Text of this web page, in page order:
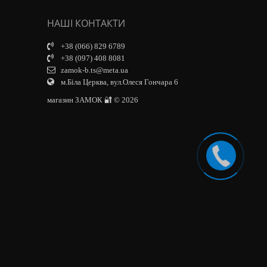
НАШІ КОНТАКТИ
+38 (066) 829 6789
+38 (097) 408 8081
zamok-b.ts@meta.ua
м.Біла Церква, вул.Олеся Гончара 6
магазин ЗАМОК 🔐 © 2026